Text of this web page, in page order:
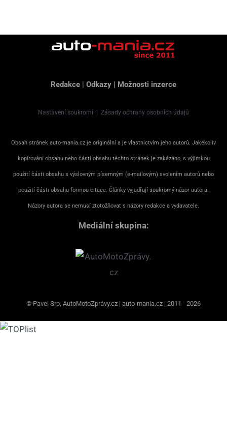
Redakce | Odkazy | Možnosti inzerce
Nastavení soukromí Zásady ochrany osobních údajů
Obsah stránek auto-mania.cz je originální a je vlastnictvím jeho autorů. Jakékoliv
kopírování obsahu nebo částí obsahu těchto stránek je zakázáno, s výjimkou
použití části obsahu s výslovným písemným (e-mailovým) svolením autorů nebo
použití části obsahu formou citace. Články vyjadřují soukromý názor autora.
Názory autora se nemusí ztotožňovat s názory redakce a vydavatele.
Mediální skupina:
© Pavel Srp, AutoMotoZprávy.cz | auto-mania.cz | 2011 - 2026